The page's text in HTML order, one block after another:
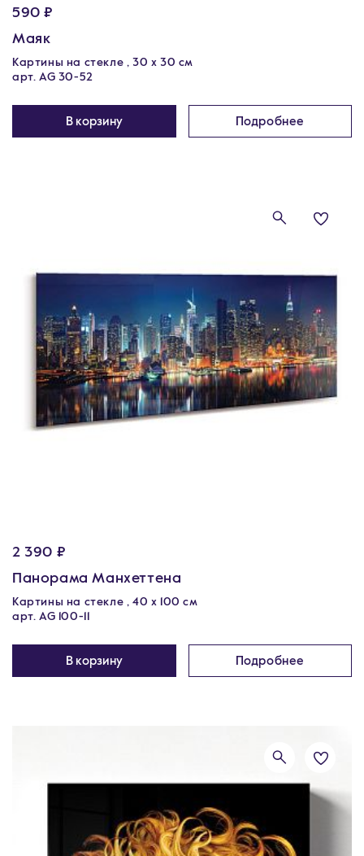
590 ₽
Маяк
Картины на стекле , 30 x 30 см
арт. AG 30-52
В корзину Подробнее
2 390 ₽
Панорама Манхеттена
Картины на стекле , 40 x 100 см
арт. AG 100-11
В корзину Подробнее